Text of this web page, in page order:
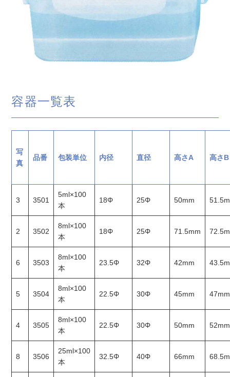
容器一覧表
写
真
品番 包装単位 内径 直径 高さA 高さB
3 3501
5ml×100
本
18Φ 25Φ 50mm
2 3502
8ml×100
本
18Φ 25Φ 71.5mm
6 3503
8ml×100
本
23.5Φ 32Φ 42mm
5 3504
8ml×100
本
22.5Φ 30Φ 45mm 47mm
4 3505
8ml×100
本
22.5Φ 30Φ 50mm 52mm
8 3506
25ml×100
本
32.5Φ 40Φ 66mm